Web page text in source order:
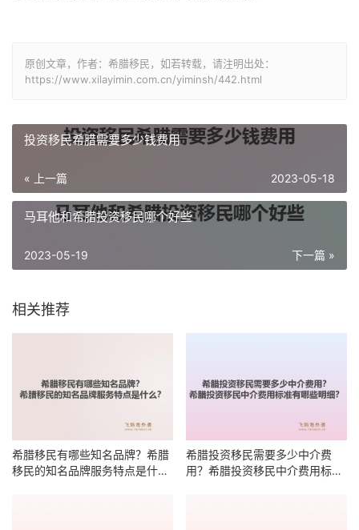
原创文章，作者：希腊移民，如若转载，请注明出处：
https://www.xilayimin.com.cn/yiminsh/442.html
投资移民希腊需要多少钱费用
« 上一篇 2023-05-18
马耳他和希腊投资移民哪个好些
下一篇 »
2023-05-19
相关推荐
希腊移民有哪些知名品牌？希腊
移民的知名品牌服务特点是什
希腊投资移民需要多少中介费
用？希腊投资移民中介费用标准